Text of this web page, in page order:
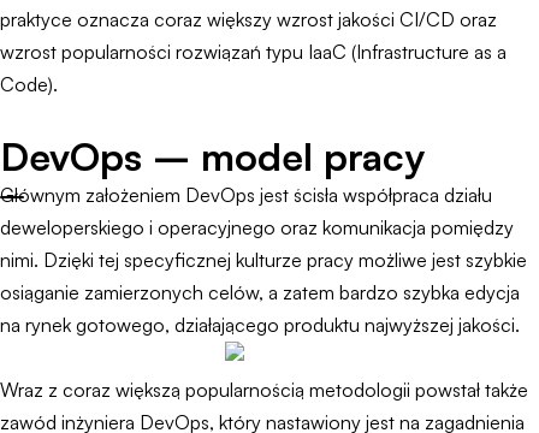
praktyce oznacza coraz większy wzrost jakości CI/CD oraz
wzrost popularności rozwiązań typu IaaC (Infrastructure as a
Code).
DevOps – model pracy
Głównym założeniem DevOps jest ścisła współpraca działu
deweloperskiego i operacyjnego oraz komunikacja pomiędzy
nimi. Dzięki tej specyficznej kulturze pracy możliwe jest szybkie
osiąganie zamierzonych celów, a zatem bardzo szybka edycja
na rynek gotowego, działającego produktu najwyższej jakości.
Wraz z coraz większą popularnością metodologii powstał także
zawód inżyniera DevOps, który nastawiony jest na zagadnienia